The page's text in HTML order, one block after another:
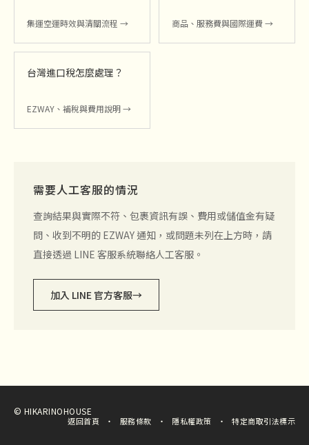
集運空運時效與清關流程 → 商品、服務費與國際運費 →
台灣進口稅怎麼處理？
EZWAY、補稅與費用說明 →
需要人工客服的情況
查詢結果與實際不符、包裹資訊有誤、費用或儲值金有疑
問、收到不明的 EZWAY 通知，或問題未列在上方時，請
直接透過 LINE 客服系統聯絡人工客服。
加入 LINE 官方客服→
© HIKARINOHOUSE
返回首頁 服務條款 隱私權政策 特定商取引法標示